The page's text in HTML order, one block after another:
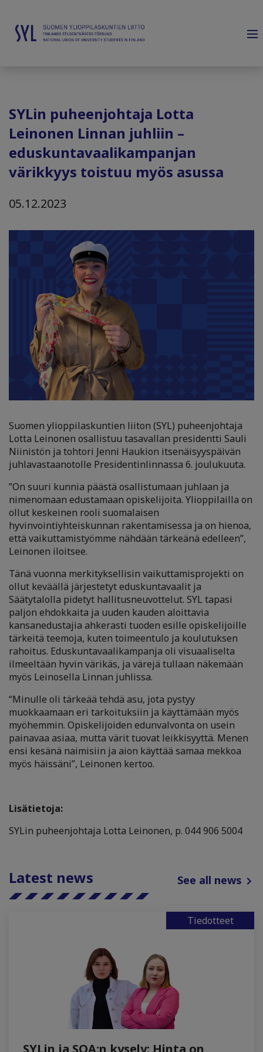
SYLin puheenjohtaja Lotta
Leinonen Linnan juhliin –
eduskuntavaalikampanjan
värikkyys toistuu myös asussa
05.12.2023
Suomen ylioppilaskuntien liiton (SYL) puheen­joh­ta­ja
Lotta Leinonen osal­lis­tuu tasavallan presi­dent­ti Sauli
Niinistön ja tohtori Jenni Haukion itsenäisyyspäivän
juhlavastaanotolle Presidentinlinnassa 6. joulukuuta.
”On suuri kunnia päästä osallistumaan juhlaan ja
nimenomaan edustamaan opiskelijoita. Ylioppilailla on
ollut keskeinen rooli suomalaisen
hyvinvointiyhteiskunnan rakentamisessa ja on hienoa,
että vaikuttamistyömme nähdään tärkeänä edelleen”,
Leinonen iloitsee.
Tänä vuonna merkityksellisin vaikuttamisprojekti on
ollut keväällä järjestetyt eduskuntavaalit ja
Säätytalolla pidetyt hallitusneuvottelut. SYL tapasi
paljon ehdokkaita ja uuden kauden aloittavia
kansanedustajia ahkerasti tuoden esille opiskelijoille
tärkeitä teemoja, kuten toimeentulo ja koulutuksen
rahoitus. Eduskuntavaalikampanja oli visuaaliselta
ilmeeltään hyvin värikäs, ja värejä tullaan näkemään
myös Leinosella Linnan juhlissa.
“Minulle oli tärkeää tehdä asu, jota pystyy
muokkaamaan eri tarkoituksiin ja käyttämään myös
myöhemmin. Opiskelijoiden edunvalvonta on usein
painavaa asiaa, mutta värit tuovat leikkisyyttä. Menen
ensi kesänä naimisiin ja aion käyttää samaa mekkoa
myös häissäni”, Leinonen kertoo.
Lisätietoja:
SYLin puheenjohtaja Lotta Leinonen, p. 044 906 5004
Latest news See all news
Tiedotteet
SYLin ja SOA:n kysely: Hinta on